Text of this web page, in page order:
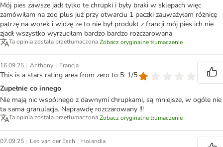
Mój pies zawsze jadł tylko te chrupki i były braki w sklepach więc
zamówiłam na zoo plus już przy otwarciu 1 paczki zauważyłam różnicę
patrzę na worek i widzę że to nie był produkt z francji mój pies ich nie
zjadł wszystko wyrzuciłam bardzo bardzo rozczarowana
Ta opinia została przetłumaczona.Zobacz oryginalne tłumaczenie
16.09.25 | Anthony | Francja
This is a stars rating area from zero to 5: 1/5
Zupełnie co innego
Nie mają nic wspólnego z dawnymi chrupkami, są mniejsze, w ogóle nie
ta sama granulacja. Naprawdę rozczarowany !!!
Ta opinia została przetłumaczona.Zobacz oryginalne tłumaczenie
07.09.25 | Leo van der Esch | Holandia